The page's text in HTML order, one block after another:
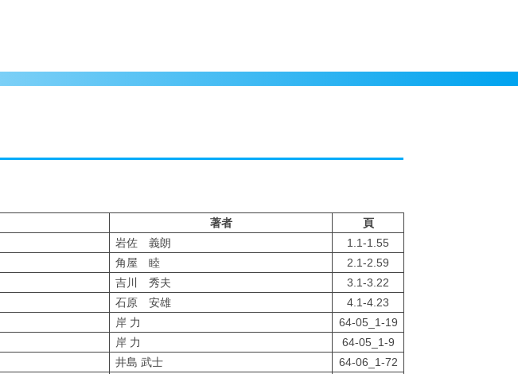
著者
頁
岩佐 義朗
1.1-1.55
角屋 睦
2.1-2.59
吉川 秀夫
3.1-3.22
石原 安雄
4.1-4.23
岸 力
64-05_1-19
岸 力
64-05_1-9
井島 武士
64-06_1-72